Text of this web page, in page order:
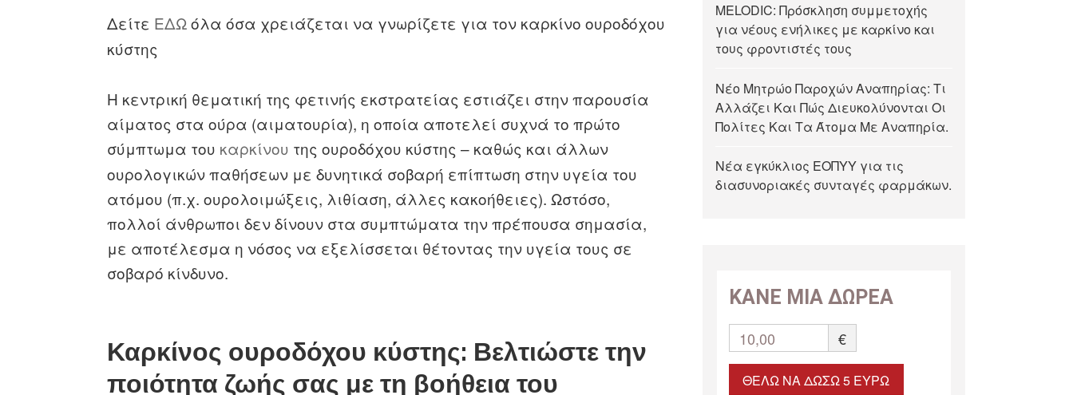
Δείτε ΕΔΩόλα όσα χρειάζεται να γνωρίζετε για τον καρκίνο ουροδόχου
κύστης
Η κεντρική θεματική της φετινής εκστρατείας εστιάζει στην παρουσία
αίματος στα ούρα (αιματουρία), η οποία αποτελεί συχνά το πρώτο
σύμπτωμα του καρκίνου της ουροδόχου κύστης – καθώς και άλλων
ουρολογικών παθήσεων με δυνητικά σοβαρή επίπτωση στην υγεία του
ατόμου (π.χ. ουρολοιμώξεις, λιθίαση, άλλες κακοήθειες). Ωστόσο,
πολλοί άνθρωποι δεν δίνουν στα συμπτώματα την πρέπουσα σημασία,
με αποτέλεσμα η νόσος να εξελίσσεται θέτοντας την υγεία τους σε
σοβαρό κίνδυνο.
Καρκίνος ουροδόχου κύστης: Βελτιώστε την
ποιότητα ζωής σας με τη βοήθεια του
MELODIC: Πρόσκληση συμμετοχής
για νέους ενήλικες με καρκίνο και
τους φροντιστές τους
Νέο Μητρώο Παροχών Αναπηρίας: Τι
Αλλάζει Και Πώς Διευκολύνονται Οι
Πολίτες Και Τα Άτομα Με Αναπηρία.
Νέα εγκύκλιος ΕΟΠΥΥ για τις
διασυνοριακές συνταγές φαρμάκων.
ΚΑΝΕ ΜΙΑ ΔΩΡΕΑ
10,00 €
ΘΈΛΩ ΝΑ ΔΏΣΩ 5 ΕΥΡΏ